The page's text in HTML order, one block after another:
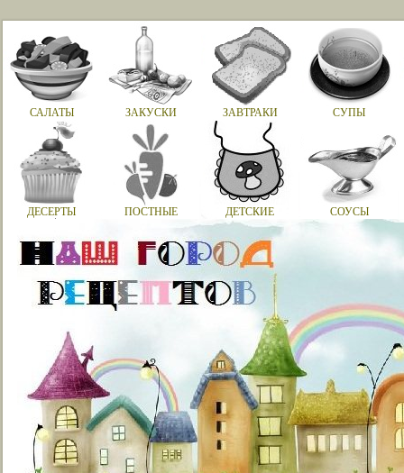
САЛАТЫ ЗАКУСКИ ЗАВТРАКИ СУПЫ
ДЕСЕРТЫ ПОСТНЫЕ ДЕТСКИЕ СОУСЫ